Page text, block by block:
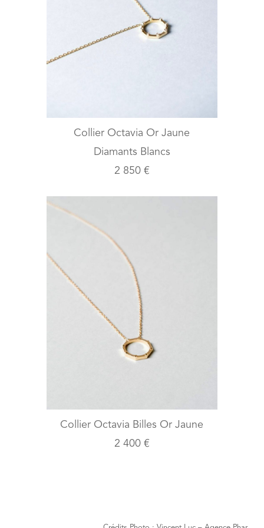
Collier Octavia Or Jaune
Diamants Blancs
2 850 €
Collier Octavia Billes Or Jaune
2 400 €